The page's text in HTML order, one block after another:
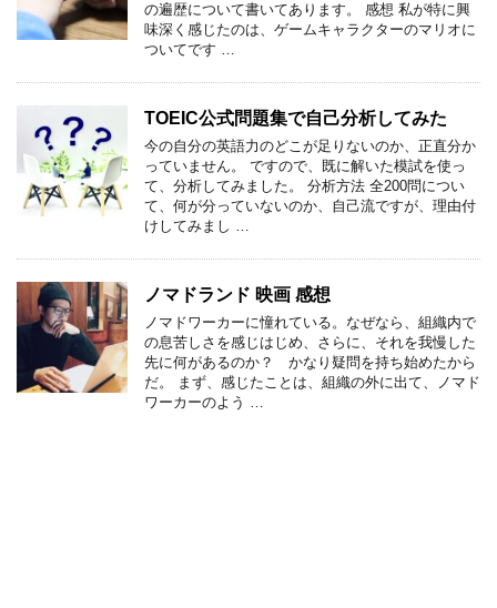
の遍歴について書いてあります。 感想 私が特に興
味深く感じたのは、ゲームキャラクターのマリオに
ついてです …
TOEIC公式問題集で自己分析してみた
今の自分の英語力のどこが足りないのか、正直分か
っていません。 ですので、既に解いた模試を使っ
て、分析してみました。 分析方法 全200問につい
て、何が分っていないのか、自己流ですが、理由付
けしてみまし …
ノマドランド 映画 感想
ノマドワーカーに憧れている。なぜなら、組織内で
の息苦しさを感じはじめ、さらに、それを我慢した
先に何があるのか？ かなり疑問を持ち始めたから
だ。 まず、感じたことは、組織の外に出て、ノマド
ワーカーのよう …